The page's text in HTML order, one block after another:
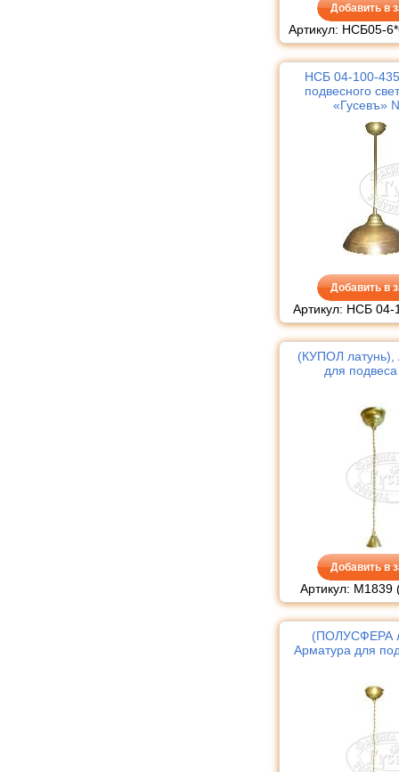
Добавить в
Артикул: НСБ05-
НСБ 04-100-
подвесного
«Гусевъ»
Добавить в
Артикул: НСБ 04-
(КУПОЛ латунь),
для
Добавить в
Артикул: М1839
(ПОЛУСФЕРА
Арматура для